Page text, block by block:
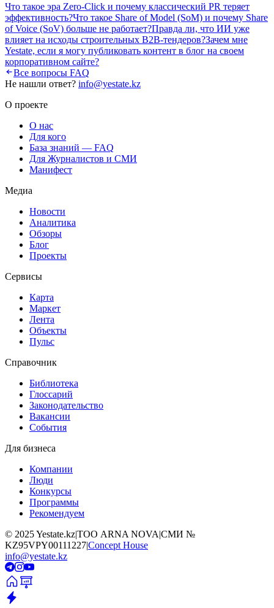
Что такое эра Zero-Click и почему классический PR теряет
эффективность?Что такое Share of Model (SoM) и почему Share
of Voice (SoV) больше не работает?Правда ли, что ИИ уже
влияет на исходы строительных B2B-тендеров?Зачем мне
Yestate, если я могу публиковать контент в блог на своем
корпоративном сайте?
Все вопросы FAQ
Не нашли ответ? info@yestate.kz
О проекте
О нас
Для кого
База знаний — FAQ
Для Журналистов и СМИ
Манифест
Медиа
Новости
Аналитика
Обзоры
Блог
Проекты
Сервисы
Карта
Маркет
Лента
Объекты
Пульс
Справочник
Библиотека
Глоссарий
Законодательство
Вакансии
События
Для бизнеса
Компании
Люди
Конкурсы
Программы
Рекомендуем
© 2025Yestate.kz|ТОО ARNA NOVA|СМИ №
KZ95VPY00111227|Concept House
info@yestate.kz